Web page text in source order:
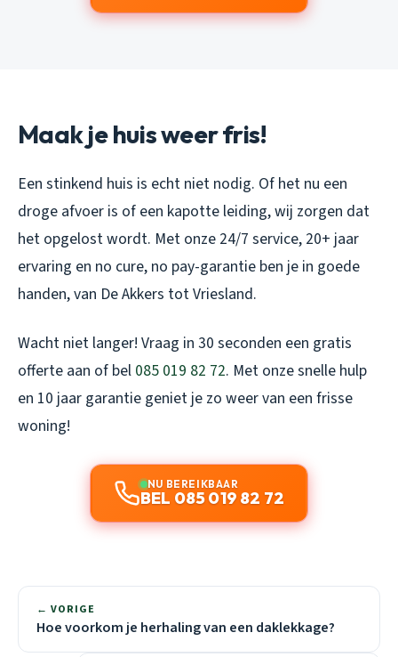
Maak je huis weer fris!
Een stinkend huis is echt niet nodig. Of het nu een
droge afvoer is of een kapotte leiding, wij zorgen dat
het opgelost wordt. Met onze 24/7 service, 20+ jaar
ervaring en no cure, no pay-garantie ben je in goede
handen, van De Akkers tot Vriesland.
Wacht niet langer! Vraag in 30 seconden een gratis
offerte aan of bel 085 019 82 72. Met onze snelle hulp
en 10 jaar garantie geniet je zo weer van een frisse
woning!
NU BEREIKBAAR
BEL 085 019 82 72
← VORIGE
Hoe voorkom je herhaling van een daklekkage?